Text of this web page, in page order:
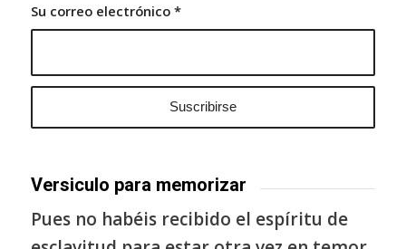
Su correo electrónico *
Versiculo para memorizar
Pues no habéis recibido el espíritu de